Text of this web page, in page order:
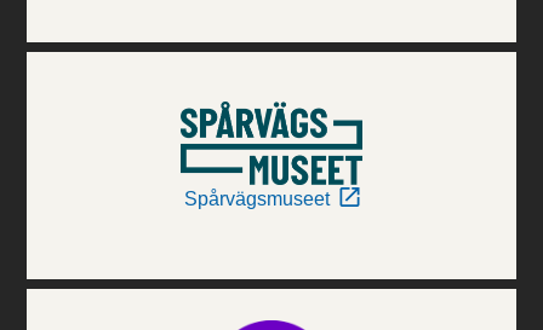
Spårvägsmuseet